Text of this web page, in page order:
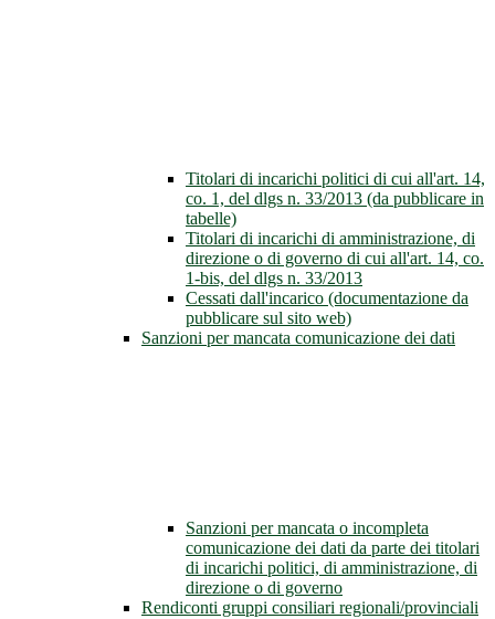
Titolari di incarichi politici di cui all'art. 14,
co. 1, del dlgs n. 33/2013 (da pubblicare in
tabelle)
Titolari di incarichi di amministrazione, di
direzione o di governo di cui all'art. 14, co.
1-bis, del dlgs n. 33/2013
Cessati dall'incarico (documentazione da
pubblicare sul sito web)
Sanzioni per mancata comunicazione dei dati
Sanzioni per mancata o incompleta
comunicazione dei dati da parte dei titolari
di incarichi politici, di amministrazione, di
direzione o di governo
Rendiconti gruppi consiliari regionali/provinciali